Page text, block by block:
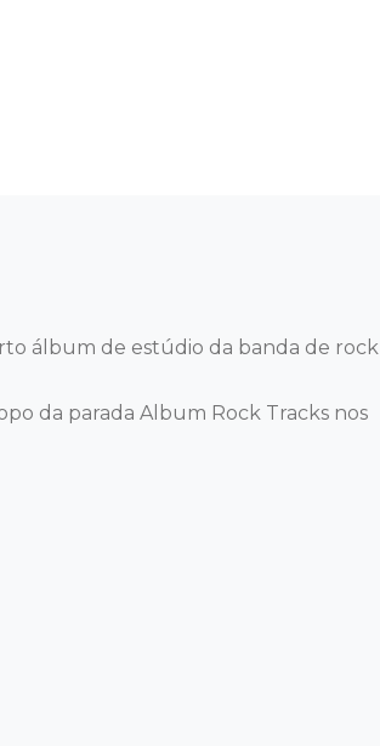
álbum de estúdio da banda de rock
da parada Album Rock Tracks nos